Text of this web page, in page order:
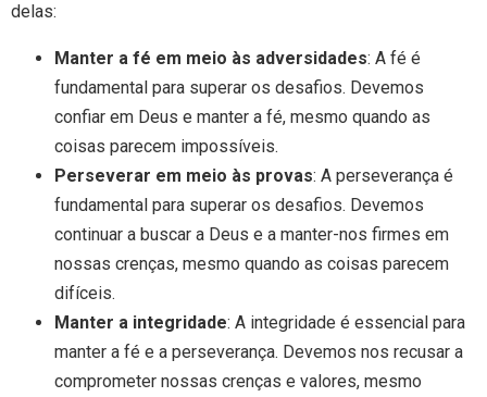
delas:
Manter a fé em meio às adversidades: A fé é
fundamental para superar os desafios. Devemos
confiar em Deus e manter a fé, mesmo quando as
coisas parecem impossíveis.
Perseverar em meio às provas: A perseverança é
fundamental para superar os desafios. Devemos
continuar a buscar a Deus e a manter-nos firmes em
nossas crenças, mesmo quando as coisas parecem
difíceis.
Manter a integridade: A integridade é essencial para
manter a fé e a perseverança. Devemos nos recusar a
comprometer nossas crenças e valores, mesmo